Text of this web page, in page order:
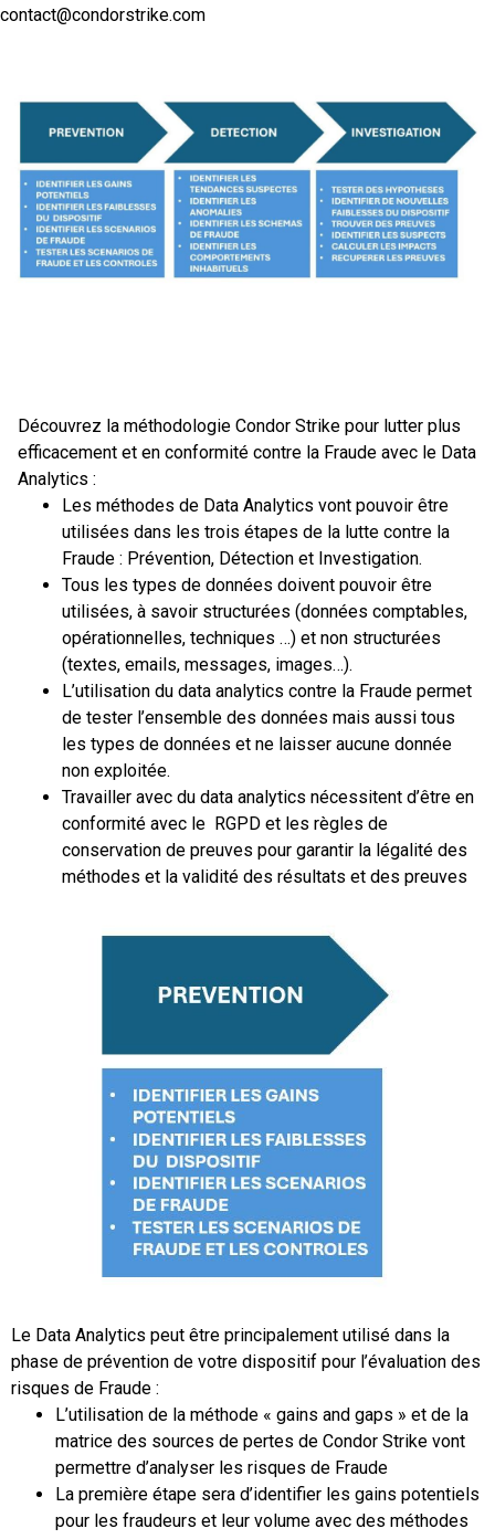
contact@condorstrike.com
Découvrez la méthodologie Condor Strike pour lutter plus
efficacement et en conformité contre la Fraude avec le Data
Analytics :
Les méthodes de Data Analytics vont pouvoir être
utilisées dans les trois étapes de la lutte contre la
Fraude : Prévention, Détection et Investigation.
Tous les types de données doivent pouvoir être
utilisées, à savoir structurées (données comptables,
opérationnelles, techniques …) et non structurées
(textes, emails, messages, images…).
L’utilisation du data analytics contre la Fraude permet
de tester l’ensemble des données mais aussi tous
les types de données et ne laisser aucune donnée
non exploitée.
Travailler avec du data analytics nécessitent d’être en
conformité avec le RGPD et les règles de
conservation de preuves pour garantir la légalité des
méthodes et la validité des résultats et des preuves
Le Data Analytics peut être principalement utilisé dans la
phase de prévention de votre dispositif pour l’évaluation des
risques de Fraude :
L’utilisation de la méthode « gains and gaps » et de la
matrice des sources de pertes de Condor Strike vont
permettre d’analyser les risques de Fraude
La première étape sera d’identifier les gains potentiels
pour les fraudeurs et leur volume avec des méthodes